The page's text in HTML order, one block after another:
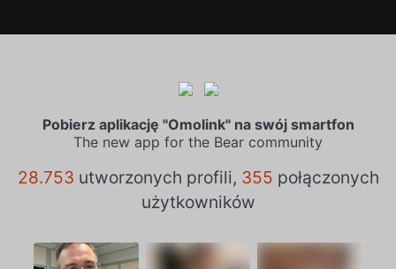
Pobierz aplikację "Omolink" na swój smartfon
The new app for the Bear community
28.753 utworzonych profili, 355 połączonych
użytkowników